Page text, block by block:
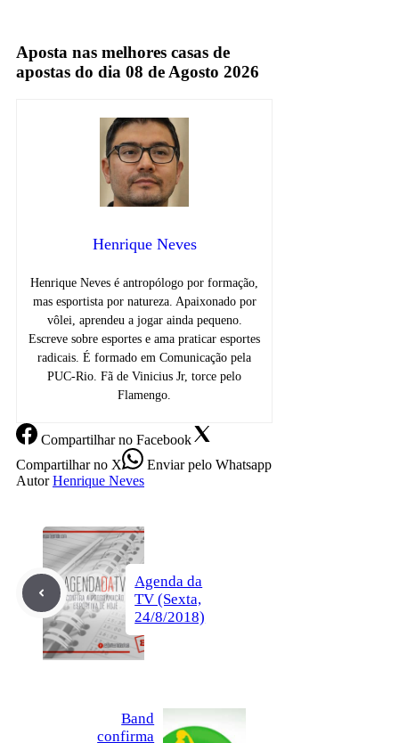
Aposta nas melhores casas de
apostas do dia 08 de Agosto 2026
Henrique Neves
Henrique Neves é antropólogo por formação,
mas esportista por natureza. Apaixonado por
vôlei, aprendeu a jogar ainda pequeno.
Escreve sobre esportes e ama praticar esportes
radicais. É formado em Comunicação pela
PUC-Rio. Fã de Vinicius Jr, torce pelo
Flamengo.
Compartilharno Facebook
Compartilharno X Enviarpelo Whatsapp
Autor Henrique Neves
Agenda da
TV (Sexta,
24/8/2018)
Band
confirma